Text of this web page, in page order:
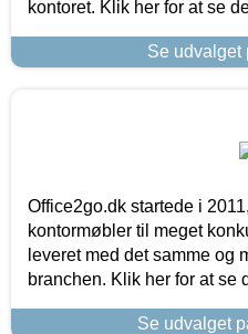
kontoret. Klik her for at se
Se udvalget
Office2go.dk startede i
kontormøbler til meget
leveret med det samme og
branchen. Klik her for at se
Se udvalget